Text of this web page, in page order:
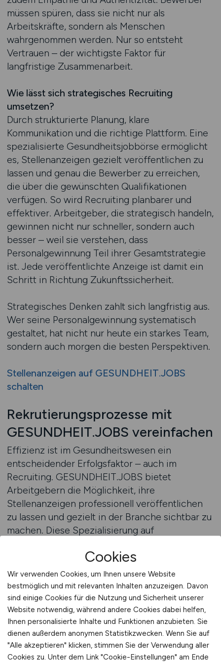
müssen spüren, dass sie nicht nur als
Arbeitskräfte, sondern als Menschen
wahrgenommen werden. Nur so entsteht
Vertrauen – der wichtigste Faktor für
langfristige Zusammenarbeit.
Wie lässt sich strategisches Recruiting
umsetzen?
Durch strukturierte Planung, klare
Kommunikation und die richtige Plattform. Eine
spezialisierte Gesundheitsjobbörse ermöglicht
es, Stellenanzeigen gezielt veröffentlichen zu
lassen und genau die Bewerber zu erreichen,
die über die gewünschten Qualifikationen
verfügen. So wird Recruiting planbarer und
effektiver. Arbeitgeber, die strategisch handeln,
gewinnen nicht nur schneller, sondern auch
besser – weil sie verstehen, dass
Personalgewinnung Teil ihrer Gesamtstrategie
ist. Jede veröffentlichte Anzeige ist damit ein
Schritt in Richtung Zukunftssicherheit.
Strategisches Denken zahlt sich langfristig aus.
Wer seine Personalgewinnung systematisch
gestaltet, hat nicht nur heute ein starkes Team,
sondern auch morgen die besten Perspektiven.
Stellenanzeigen auf GESUNDHEIT.JOBS
schalten
Rekrutierungsprozesse mit
GESUNDHEIT.JOBS vereinfachen
Effizienz ist im Gesundheitswesen ein
entscheidender Erfolgsfaktor – auch im
Recruiting. GESUNDHEIT.JOBS bietet
Arbeitgebern die Möglichkeit, ihre
Stellenanzeigen professionell veröffentlichen
zu lassen und gezielt in der Branche sichtbar zu
machen. Diese Spezialisierung auf
gegenüber allgemeinen Jobportalen.
Arbeitgeber erreichen genau die Zielgruppen,
die sie suchen – Pflegekräfte, Ärztinnen,
Therapeuten oder Verwaltungspersonal – und
vermeiden unnötige Streuverluste. Das spart
Zeit, Ressourcen und sorgt für qualitativ
hochwertige Bewerbungen.
Cookies
Wir verwenden Cookies, um Ihnen unsere Website
bestmöglich und mit relevanten Inhalten anzuzeigen. Davon
sind einige Cookies für die Nutzung und Sicherheit unserer
Website notwendig, während andere Cookies dabei helfen,
Ihnen personalisierte Inhalte und Funktionen anzubieten. Sie
dienen außerdem anonymen Statistikzwecken. Wenn Sie auf
"Alle akzeptieren" klicken, stimmen Sie der Verwendung aller
Cookies zu. Unter dem Link "Cookie-Einstellungen" am Ende